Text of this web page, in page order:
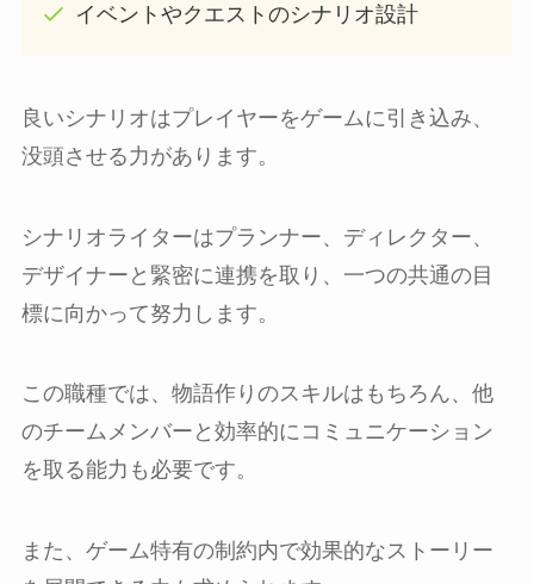
イベントやクエストのシナリオ設計
良いシナリオはプレイヤーをゲームに引き込み、
没頭させる力があります。
シナリオライターはプランナー、ディレクター、
デザイナーと緊密に連携を取り、一つの共通の目
標に向かって努力します。
この職種では、物語作りのスキルはもちろん、他
のチームメンバーと効率的にコミュニケーション
を取る能力も必要です。
また、ゲーム特有の制約内で効果的なストーリー